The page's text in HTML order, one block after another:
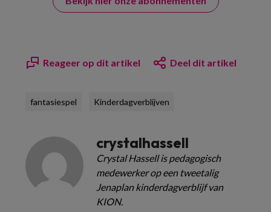
Reageer op dit artikel Deel dit artikel
fantasiespel Kinderdagverblijven
crystalhassell
Crystal Hassell is pedagogisch
medewerker op een tweetalig
Jenaplan kinderdagverblijf van
KION.